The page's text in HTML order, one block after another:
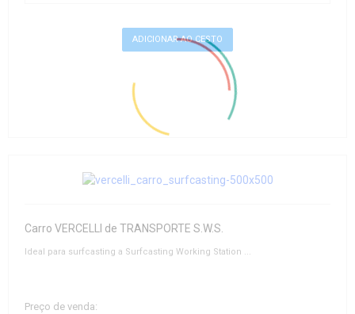
Carro VERCELLI de TRANSPORTE S.W.S.
Ideal para surfcasting a Surfcasting Working Station ...
Preço de venda: